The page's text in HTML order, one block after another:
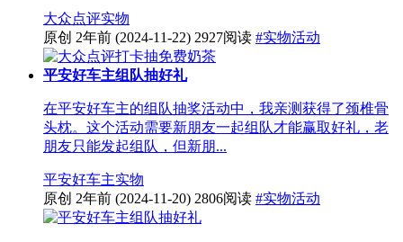
大众点评实物
原创 2年前 (2024-11-22) 2927阅读 #实物活动
平安好车主组队抽好礼
在平安好车主的组队抽奖活动中，我亲测获得了颈椎骨
头枕。这个活动需要新朋友一起组队才能赢取好礼，老
朋友只能发起组队，但新朋...
平安好车主实物
原创 2年前 (2024-11-20) 2806阅读 #实物活动